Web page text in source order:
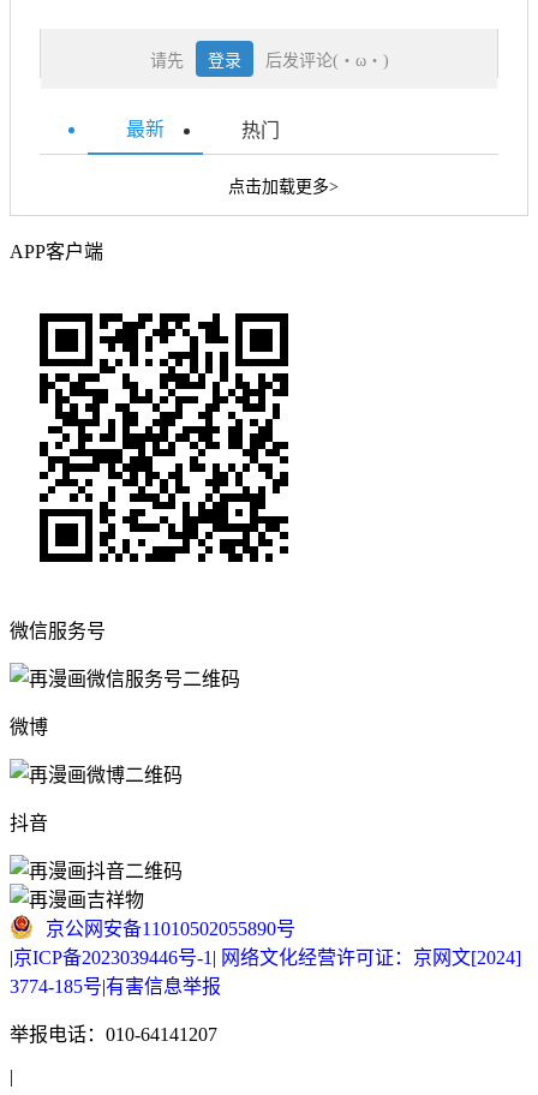
请先 登录 后发评论(・ω・)
最新 热门
点击加载更多>
APP客户端
微信服务号
微博
抖音
京公网安备11010502055890号
|京ICP备2023039446号-1 | 网络文化经营许可证：京网文[2024]
3774-185号|有害信息举报
举报电话：010-64141207
|